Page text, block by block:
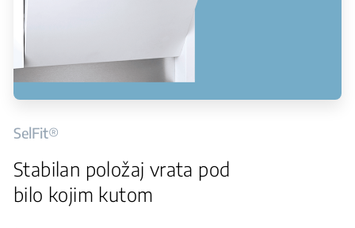
SelFit®
Stabilan položaj vrata pod
bilo kojim kutom